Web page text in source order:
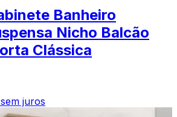
Banheiro
Nicho Balcão
Clássica
sem juros